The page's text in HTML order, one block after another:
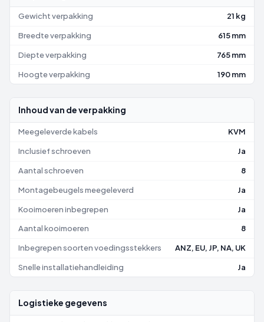
Gewicht verpakking 21 kg
Breedte verpakking 615 mm
Diepte verpakking 765 mm
Hoogte verpakking 190 mm
Inhoud van de verpakking
Meegeleverde kabels KVM
Inclusief schroeven Ja
Aantal schroeven 8
Montagebeugels meegeleverd Ja
Kooimoeren inbegrepen Ja
Aantal kooimoeren 8
Inbegrepen soorten voedingsstekkers ANZ, EU, JP, NA, UK
Snelle installatiehandleiding Ja
Logistieke gegevens